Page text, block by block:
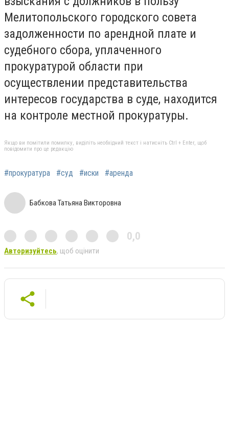
Мелитопольского городского совета
задолженности по арендной плате и
судебного сбора, уплаченного
прокуратурой области при
осуществлении представительства
интересов государства в суде, находится
на контроле местной прокуратуры.
Якщо ви помітили помилку, виділіть необхідний текст і натисніть Ctrl + Enter, щоб
повідомити про це редакцію
#прокуратура #суд #иски #аренда
Бабкова Татьяна Викторовна
0,0
Авторизуйтесь, щоб оцінити